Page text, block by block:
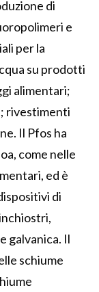
di
e
per la
su prodotti
alimentari;
rivestimenti
Il Pfos ha
come nelle
ed è
di
galvanica. Il
schiume